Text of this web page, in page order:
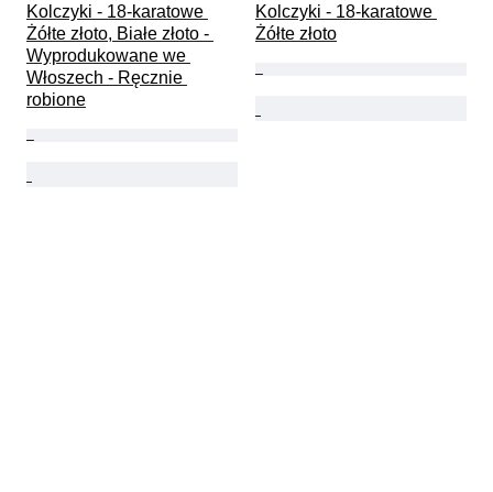
Kolczyki - 18-karatowe
Żółte złoto, Białe złoto -
Wyprodukowane we
Włoszech - Ręcznie
robione
Kolczyki - 18-karatowe
Żółte złoto